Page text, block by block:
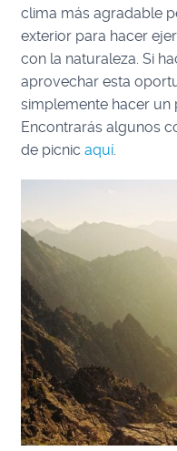
clima más agradable
exterior para hacer
con la naturaleza. Si
aprovechar esta
simplemente hacer un
Encontrarás algunos
de picnicaquí.